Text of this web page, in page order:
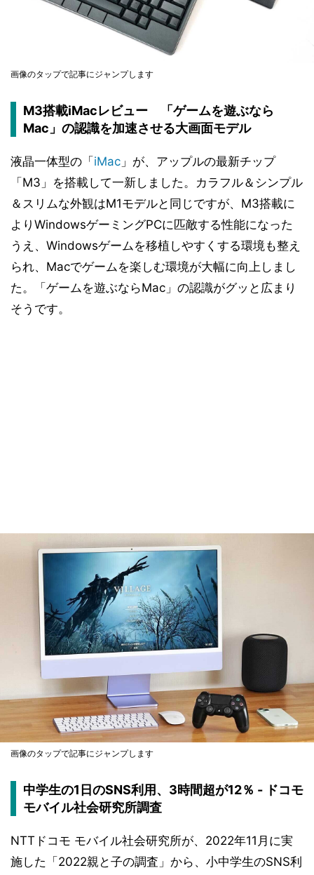
画像のタップで記事にジャンプします
M3搭載iMacレビュー 「ゲームを遊ぶなら
Mac」の認識を加速させる大画面モデル
液晶一体型の「iMac 」が、アップルの最新チップ
「M3」を搭載して一新しました。カラフル＆シンプル
＆スリムな外観はM1モデルと同じですが、M3搭載に
よりWindowsゲーミングPCに匹敵する性能になった
うえ、Windowsゲームを移植しやすくする環境も整え
られ、Macでゲームを楽しむ環境が大幅に向上しまし
た。「ゲームを遊ぶならMac」の認識がグッと広まり
そうです。
画像のタップで記事にジャンプします
中学生の1日のSNS利用、3時間超が12％ - ドコモ
モバイル社会研究所調査
NTTドコモ モバイル社会研究所が、2022年11月に実
施した「2022親と子の調査」から、小中学生のSNS利